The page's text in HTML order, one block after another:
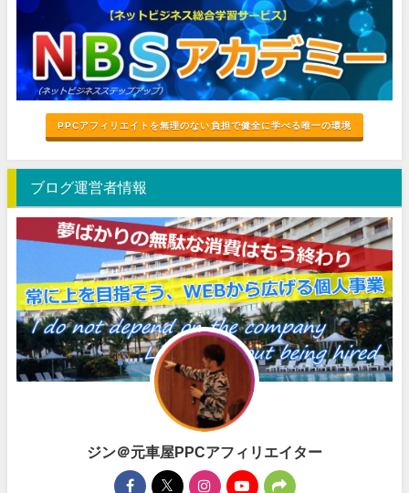
PPCアフィリエイトを無理のない負担で健全に学べる唯一の環境
ブログ運営者情報
ジン＠元車屋PPCアフィリエイター